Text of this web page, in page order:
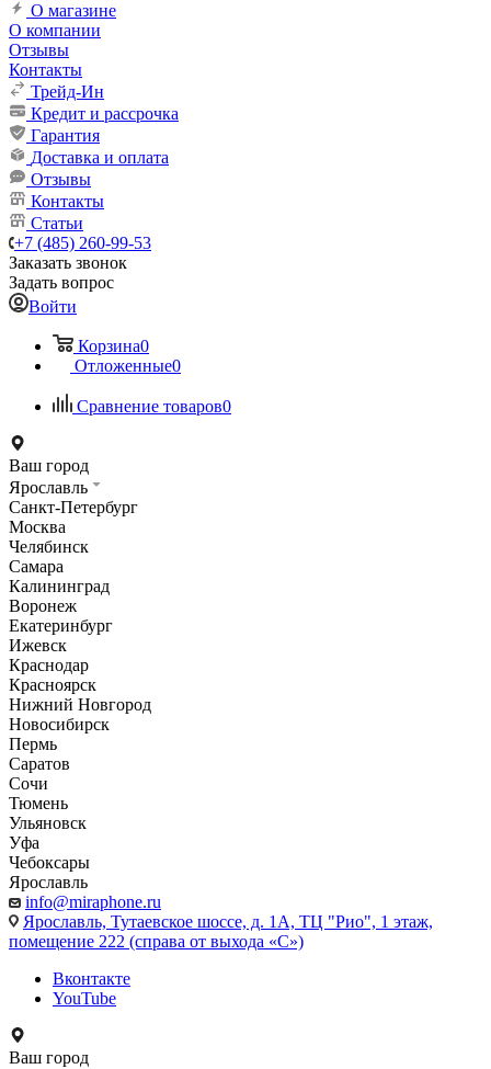
О магазине
О компании
Отзывы
Контакты
Трейд-Ин
Кредит и рассрочка
Гарантия
Доставка и оплата
Отзывы
Контакты
Статьи
+7 (485) 260-99-53
Заказать звонок
Задать вопрос
Войти
Корзина0
Отложенные0
Сравнение товаров0
Ваш город
Ярославль
Санкт-Петербург
Москва
Челябинск
Самара
Калининград
Воронеж
Екатеринбург
Ижевск
Краснодар
Красноярск
Нижний Новгород
Новосибирск
Пермь
Саратов
Сочи
Тюмень
Ульяновск
Уфа
Чебоксары
Ярославль
info@miraphone.ru
Ярославль, Тутаевское шоссе, д. 1А, ТЦ "Рио", 1 этаж,
помещение 222 (справа от выхода «С»)
Вконтакте
YouTube
Ваш город